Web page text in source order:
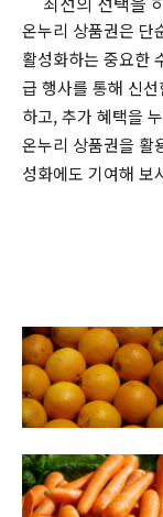
온누리 상품권은 단
활성화하는 중요한
급 행사를 통해 신
하고, 추가 혜택을
온누리 상품권을 활
성화에도 기여해 보